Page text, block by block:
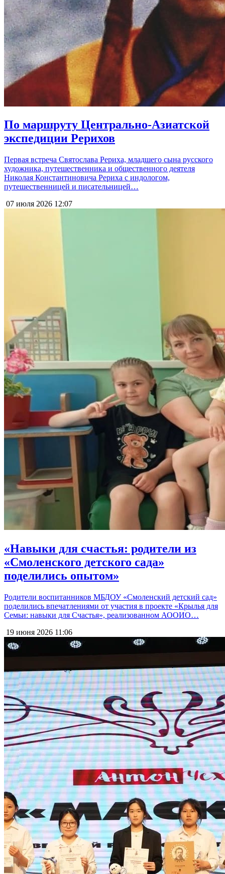
По маршруту Центрально-Азиатской
экспедиции Рерихов
Первая встреча Святослава Рериха, младшего сына русского
художника, путешественника и общественного деятеля
Николая Константиновича Рериха с индологом,
путешественницей и писательницей…
07 июля 2026 12:07
«Навыки для счастья: родители из
«Смоленского детского сада»
поделились опытом»
Родители воспитанников МБДОУ «Смоленский детский сад»
поделились впечатлениями от участия в проекте «Крылья для
Семьи: навыки для Счастья», реализованном АООИО…
19 июня 2026 11:06